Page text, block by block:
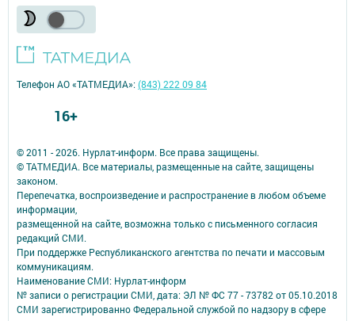
© 2011 - 2026. Нурлат-⁠информ. Все права защищены.
© ТАТМЕДИА. Все материалы, размещенные на сайте, защищены
законом.
Перепечатка, воспроизведение и распространение в любом объеме
информации,
размещенной на сайте, возможна только с письменного согласия
редакций СМИ.
При поддержке Республиканского агентства по печати и массовым
коммуникациям.
Наименование СМИ: Нурлат-⁠информ
№ записи о регистрации СМИ, дата: ЭЛ № ФС 77 -⁠ 73782 от 05.10.2018
СМИ зарегистрированно Федеральной службой по надзору в сфере
Телефон АО «ТАТМЕДИА»:(843) 222 09 84
16+